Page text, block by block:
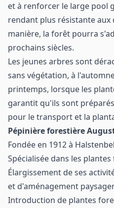
et à renforcer le large pool
rendant plus résistante
manière, la forêt pourra
prochains siècles.
Les jeunes arbres sont
sans végétation, à
printemps, lorsque les
garantit qu'ils sont
pour le transport et la
Pépinière forestière
Fondée en 1912 à
Spécialisée dans les
Élargissement de ses
et d'aménagement
Introduction de plantes